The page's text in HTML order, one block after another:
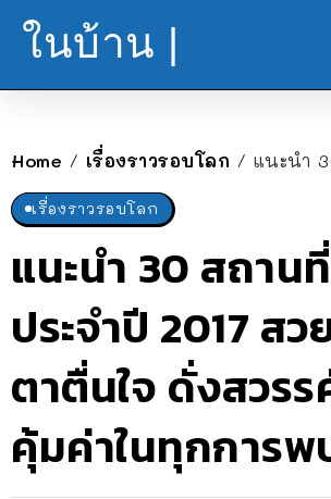
ในบ้าน |
Home / เรื่องราวรอบโลก / แนะนำ 30 สถานที่น่าเที่ยว ประจำปี
เรื่องราวรอบโลก
แนะนำ 30 สถาน
ประจำปี 2017 ส
ตาตื่นใจ ดั่งสวร
คุ้มค่าในทุกการพ